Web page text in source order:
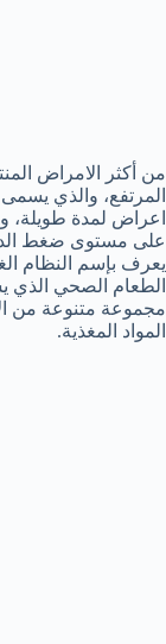
من أكثر الامراض
المرتفع، والذي
اعراض لمدة طويلة،
على مستوى ضغط
الطعام الصحي
مجموعة متنوعة من
المواد المغذية.